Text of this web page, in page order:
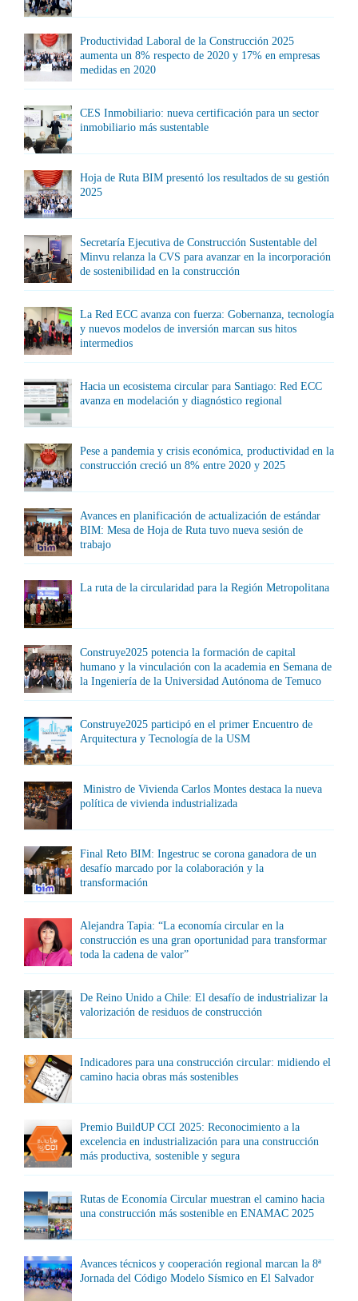
Productividad Laboral de la Construcción 2025
aumenta un 8% respecto de 2020 y 17% en empresas
medidas en 2020
CES Inmobiliario: nueva certificación para un sector
inmobiliario más sustentable
Hoja de Ruta BIM presentó los resultados de su gestión
2025
Secretaría Ejecutiva de Construcción Sustentable del
Minvu relanza la CVS para avanzar en la incorporación
de sostenibilidad en la construcción
La Red ECC avanza con fuerza: Gobernanza, tecnología
y nuevos modelos de inversión marcan sus hitos
intermedios
Hacia un ecosistema circular para Santiago: Red ECC
avanza en modelación y diagnóstico regional
Pese a pandemia y crisis económica, productividad en la
construcción creció un 8% entre 2020 y 2025
Avances en planificación de actualización de estándar
BIM: Mesa de Hoja de Ruta tuvo nueva sesión de
trabajo
La ruta de la circularidad para la Región Metropolitana
Construye2025 potencia la formación de capital
humano y la vinculación con la academia en Semana de
la Ingeniería de la Universidad Autónoma de Temuco
Construye2025 participó en el primer Encuentro de
Arquitectura y Tecnología de la USM
Ministro de Vivienda Carlos Montes destaca la nueva
política de vivienda industrializada
Final Reto BIM: Ingestruc se corona ganadora de un
desafío marcado por la colaboración y la
transformación
Alejandra Tapia: “La economía circular en la
construcción es una gran oportunidad para transformar
toda la cadena de valor”
De Reino Unido a Chile: El desafío de industrializar la
valorización de residuos de construcción
Indicadores para una construcción circular: midiendo el
camino hacia obras más sostenibles
Premio BuildUP CCI 2025: Reconocimiento a la
excelencia en industrialización para una construcción
más productiva, sostenible y segura
Rutas de Economía Circular muestran el camino hacia
una construcción más sostenible en ENAMAC 2025
Avances técnicos y cooperación regional marcan la 8ª
Jornada del Código Modelo Sísmico en El Salvador